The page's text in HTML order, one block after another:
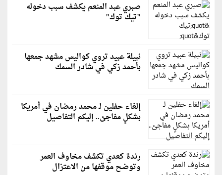
صبري عبد المنعم يكشف سبب دخوله
"تيك توك"
نبيلة عبيد تروي كواليس مشهد جمعها
بأحمد زكي في شادر السمك
إلغاء حفلين لـ محمد رمضان في أمريكا
بشكلٍ مفاجئ.. إليكم التفاصيل
رندة كعدي تكشف مخاوف العمر
وتوضح موقفها من الاعتزال